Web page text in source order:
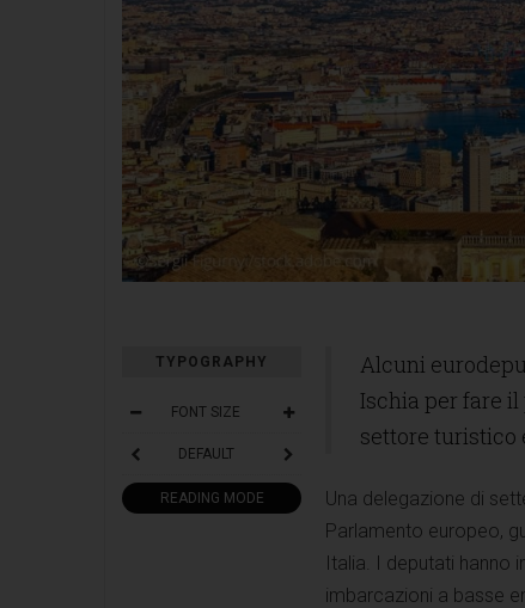
TYPOGRAPHY
FONT SIZE
DEFAULT
READING MODE
Alcuni
Ischia per fare
settore turistico
Una delegazione di
Parlamento europeo,
Italia. I deputati hanno
imbarcazioni a basse